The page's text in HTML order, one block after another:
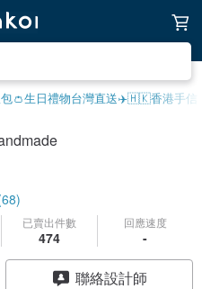
👛生日禮物台灣直送✈️🇭🇰香港手信
已賣出件數
474
回應速度
-
聯絡設計師